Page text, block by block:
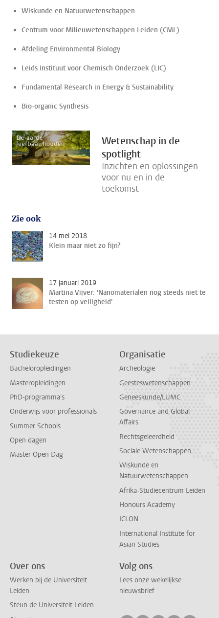
Wiskunde en Natuurwetenschappen
Centrum voor Milieuwetenschappen Leiden (CML)
Afdeling Environmental Biology
Leids Instituut voor Chemisch Onderzoek (LIC)
Fundamental Research in Energy & Sustainability
Bio-organic Synthesis
Wetenschap in de
spotlight
Inzichten en oplossingen
voor nu en in de
toekomst
Zie ook
14 mei 2018
Klein maar niet zo fijn?
17 januari 2019
Martina Vijver: 'Nanomaterialen nog steeds niet te
testen op veiligheid'
Studiekeuze
Bacheloropleidingen
Masteropleidingen
PhD-programma's
Onderwijs voor professionals
Summer Schools
Open dagen
Master Open Dag
Organisatie
Archeologie
Geesteswetenschappen
Geneeskunde/LUMC
Governance and Global
Affairs
Rechtsgeleerdheid
Sociale Wetenschappen
Wiskunde en
Natuurwetenschappen
Afrika-Studiecentrum Leiden
Honours Academy
ICLON
International Institute for
Asian Studies
Over ons
Werken bij de Universiteit
Leiden
Steun de Universiteit Leiden
Volg ons
Lees onze wekelijkse
nieuwsbrief